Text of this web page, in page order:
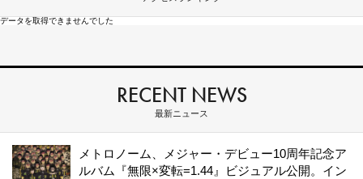
データを取得できませんでした
RECENT NEWS
最新ニュース
メトロノーム、メジャー・デビュー10周年記念ア
ルバム『無限×変転=1.44』ビジュアル公開。イン